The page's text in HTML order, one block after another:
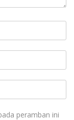
peramban ini